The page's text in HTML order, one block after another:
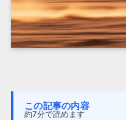
この記事の内容
約7分で読めます